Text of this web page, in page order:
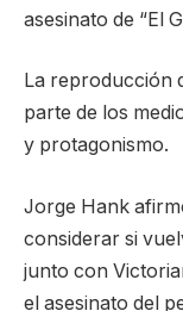
asesinato de “El
La reproducción
parte de los
y protagonismo.
Jorge Hank
considerar si
junto con
el asesinato del